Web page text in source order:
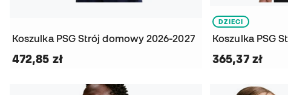
Koszulka PSG Strój domowy 2026-2027
472,85 zł
DZIECI
365,37 zł